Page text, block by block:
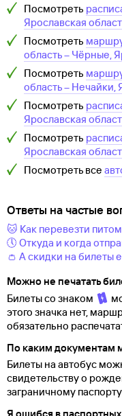
Посмотреть
Ярославская
Посмотреть
область– Чёрные,
Посмотреть
область– Нечайки,
Посмотреть
Ярославская
Посмотреть
Ярославская
Посмотреть все
Ответы на частые
🐱 Как перевезти
🕔 Откуда и когда
👛 А скидки на билеты
Можно не печатать
Билеты со знаком
этого значка нет,
обязательно
По каким документам
Билеты на автобус
свидетельству о
заграничному паспорту